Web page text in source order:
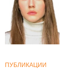
ПУБЛИКАЦИИ